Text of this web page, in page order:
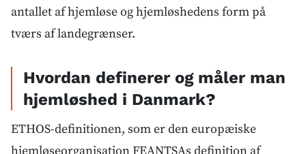
antallet af hjemløse og hjemløshedens form på
tværs af landegrænser.
Hvordan definerer og måler man
hjemløshed i Danmark?
ETHOS-definitionen, som er den europæiske